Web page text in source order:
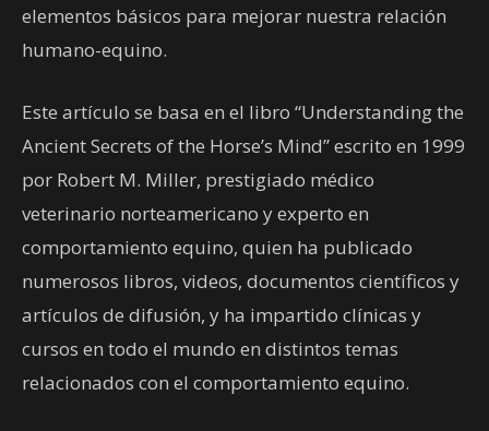
elementos básicos para mejorar nuestra relación
humano-equino.
Este artículo se basa en el libro “Understanding the
Ancient Secrets of the Horse’s Mind” escrito en 1999
por Robert M. Miller, prestigiado médico
veterinario norteamericano y experto en
comportamiento equino, quien ha publicado
numerosos libros, videos, documentos científicos y
artículos de difusión, y ha impartido clínicas y
cursos en todo el mundo en distintos temas
relacionados con el comportamiento equino.